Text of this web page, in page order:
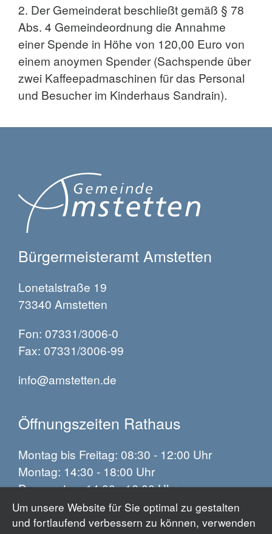
Um unsere Website für Sie optimal zu gestalten
und fortlaufend verbessern zu können, verwenden
2. Der Gemeinderat beschließt gemäß § 78
Abs. 4 Gemeindeordnung die Annahme
einer Spende in Höhe von 120,00 Euro von
einem anoymen Spender (Sachspende über
zwei Kaffeepadmaschinen für das Personal
und Besucher im Kinderhaus Sandrain).
Bürgermeisteramt Amstetten
Lonetalstraße 19
73340 Amstetten
Fon: 07331/3006-0
Fax: 07331/3006-99
info@amstetten.de
Öffnungszeiten Rathaus
Montag bis Freitag: 08:30 - 12:00 Uhr
Montag: 14:30 - 18:00 Uhr
Donnerstag: 14:00 - 16:00 Uhr
Impressum